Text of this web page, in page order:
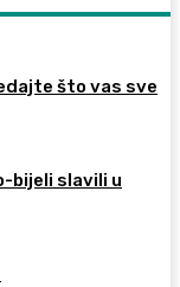
što vas sve
bijeli slavili u